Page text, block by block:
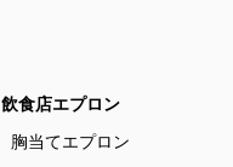
飲食店エプロン
胸当てエプロン